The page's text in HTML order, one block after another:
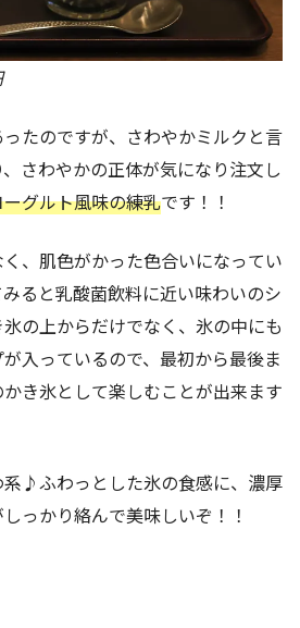
たのですが、さわやかミルクと言
さわやかの正体が気になり注文し
グルト風味の練乳です！！
、肌色がかった色合いになってい
ると乳酸菌飲料に近い味わいのシ
の上からだけでなく、氷の中にも
入っているので、最初から最後ま
き氷として楽しむことが出来ます
系♪ふわっとした氷の食感に、濃厚
っかり絡んで美味しいぞ！！